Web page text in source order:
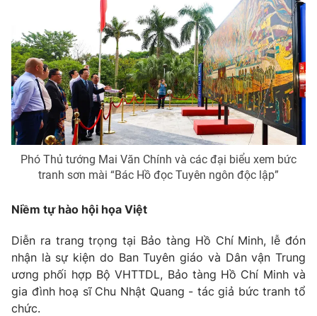
Hậu trường
Nhân vật
Khán giả
Giải sao mai
Điện ảnh
Âm nhạc
Sao
Đời sống
Du lịch
Làm đẹp
Chất lượng cuộc sống
Giáo dục
Tuyển sinh
Học trực tuyến
Công nghệ
Hitech Công nghệ tương lai
Sản phẩm
Tư vấn
Chuyên mục khác
Emagazine
Phó Thủ tướng Mai Văn Chính và các đại biểu xem bức
tranh sơn mài “Bác Hồ đọc Tuyên ngôn độc lập”
Niềm tự hào hội họa Việt
Diễn ra trang trọng tại Bảo tàng Hồ Chí Minh, lễ đón
nhận là sự kiện do Ban Tuyên giáo và Dân vận Trung
ương phối hợp Bộ VHTTDL, Bảo tàng Hồ Chí Minh và
gia đình hoạ sĩ Chu Nhật Quang - tác giả bức tranh tổ
chức.